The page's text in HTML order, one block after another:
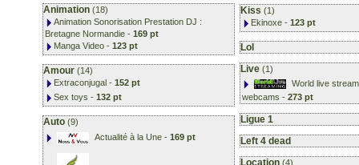
Animation (18)
Animation Sonorisation Prestation DJ :
Bretagne Normandie - 169 pt
Manga Video - 123 pt
Amour (14)
Extraconjugal - 152 pt
Sex toys - 132 pt
Auto (9)
Actualité à la Une - 169 pt
Kiss (1)
Ekinoxe - 123 pt
Lol
Live (1)
World live
webcams - 273 pt
Ligue 1
Left 4 dead
Location (4)